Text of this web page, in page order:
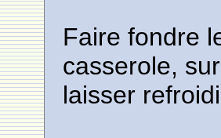
Faire fondre
casserole,
laisser